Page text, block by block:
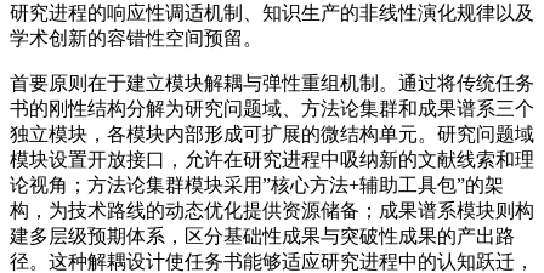
研究进程的响应性调适机制、知识生产的非线性演化规律以及
学术创新的容错性空间预留。
首要原则在于建立模块解耦与弹性重组机制。通过将传统任务
书的刚性结构分解为研究问题域、方法论集群和成果谱系三个
独立模块，各模块内部形成可扩展的微结构单元。研究问题域
模块设置开放接口，允许在研究进程中吸纳新的文献线索和理
论视角；方法论集群模块采用”核心方法+辅助工具包”的架
构，为技术路线的动态优化提供资源储备；成果谱系模块则构
建多层级预期体系，区分基础性成果与突破性成果的产出路
径。这种解耦设计使任务书能够适应研究进程中的认知跃迁，